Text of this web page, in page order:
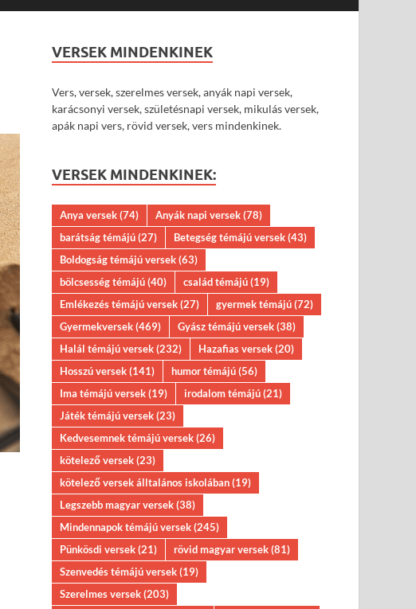
VERSEK MINDENKINEK
Vers, versek, szerelmes versek, anyák napi versek,
karácsonyi versek, születésnapi versek, mikulás versek,
apák napi vers, rövid versek, vers mindenkinek.
VERSEK MINDENKINEK:
Anya versek(74) Anyák napi versek(78)
barátság témájú(27) Betegség témájú versek(43)
Boldogság témájú versek(63)
bölcsesség témájú(40) család témájú(19)
Emlékezés témájú versek(27) gyermek témájú(72)
Gyermekversek(469) Gyász témájú versek(38)
Halál témájú versek(232) Hazafias versek(20)
Hosszú versek(141) humor témájú(56)
Ima témájú versek(19) irodalom témájú(21)
Játék témájú versek(23)
Kedvesemnek témájú versek(26)
kötelező versek(23)
kötelező versek álltalános iskolában(19)
Legszebb magyar versek(38)
Mindennapok témájú versek(245)
Pünkösdi versek(21) rövid magyar versek(81)
Szenvedés témájú versek(19)
Szerelmes versek(203)